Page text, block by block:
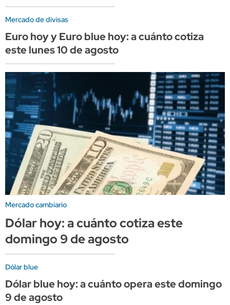
Mercado de divisas
Euro hoy y Euro blue hoy: a cuánto cotiza
este lunes 10 de agosto
Mercado cambiario
Dólar hoy: a cuánto cotiza este
domingo 9 de agosto
Dólar blue
Dólar blue hoy: a cuánto opera este domingo
9 de agosto